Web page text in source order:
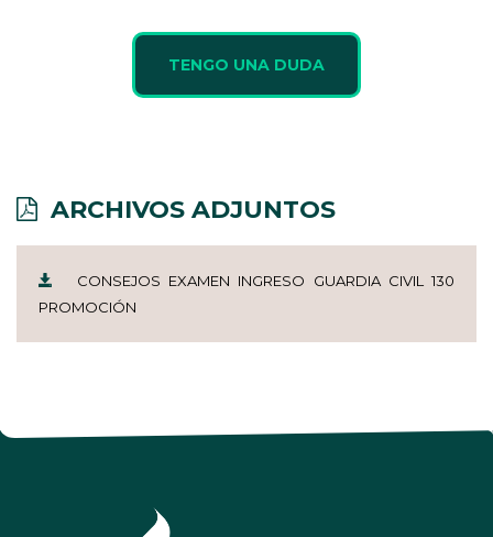
TENGO UNA DUDA
ARCHIVOS ADJUNTOS
CONSEJOS EXAMEN INGRESO GUARDIA CIVIL 130
PROMOCIÓN